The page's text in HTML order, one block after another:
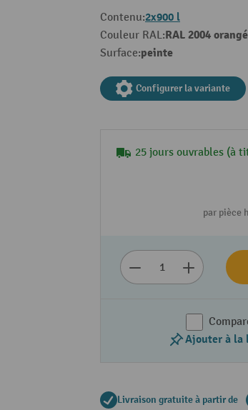
Contenu:2x900 l
Couleur RAL:RAL 2004
Surface:peinte
Configurer la variante
25 jours ouvrables (à
par pièce
Ajouter à la
Livraison gratuite à partir de